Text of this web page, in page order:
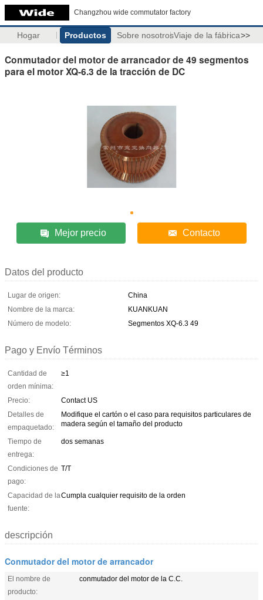
Changzhou wide commutator factory
Hogar Productos Sobre nosotrosViaje de la fábrica>>
Conmutador del motor de arrancador de 49 segmentos
para el motor XQ-6.3 de la tracción de DC
Mejor precio Contacto
Datos del producto
Lugar de origen:
China
Nombre de la marca:
KUANKUAN
Número de modelo:
Segmentos XQ-6.3 49
Pago y Envío Términos
Cantidad de
orden mínima:
≥1
Precio:
Contact US
Detalles de
empaquetado:
Modifique el cartón o el caso para requisitos particulares de
madera según el tamaño del producto
Tiempo de
entrega:
dos semanas
Condiciones de
pago:
T/T
Capacidad de la
fuente:
Cumpla cualquier requisito de la orden
descripción
Conmutador del motor de arrancador
El nombre de
producto:
conmutador del motor de la C.C.